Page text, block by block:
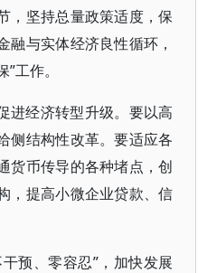
，坚持总量政策适度，保
融与实体经济良性循环，
工作。
进经济转型升级。要以高
侧结构性改革。要适应各
货币传导的各种堵点，创
，提高小微企业贷款、信
预、零容忍”，加快发展